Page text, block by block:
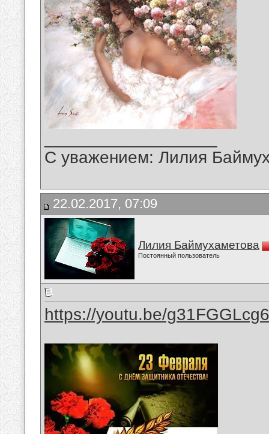
С уважением: Лилия
22.02.2017, 07:09
Лилия Баймухаметова
Постоянный пользователь
https://youtu.be/